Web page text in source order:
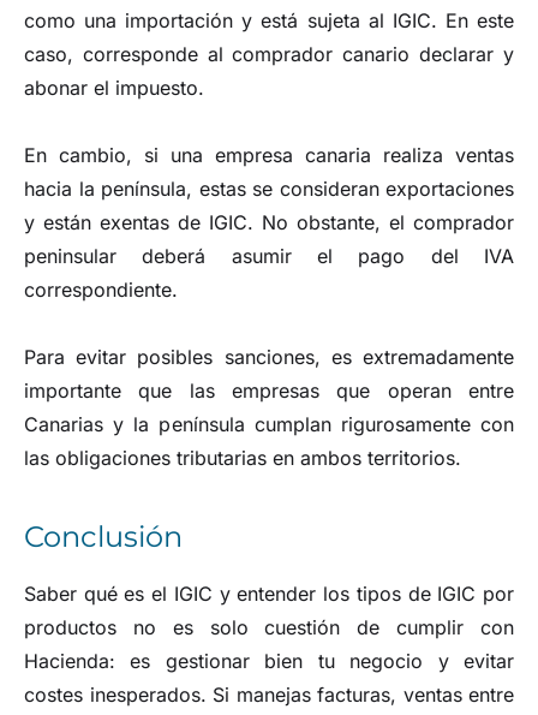
como una importación y está sujeta al IGIC. En este
caso, corresponde al comprador canario declarar y
abonar el impuesto.
En cambio, si una empresa canaria realiza ventas
hacia la península, estas se consideran exportaciones
y están exentas de IGIC. No obstante, el comprador
peninsular deberá asumir el pago del IVA
correspondiente.
Para evitar posibles sanciones, es extremadamente
importante que las empresas que operan entre
Canarias y la península cumplan rigurosamente con
las obligaciones tributarias en ambos territorios.
Conclusión
Saber qué es el IGIC y entender los tipos de IGIC por
productos no es solo cuestión de cumplir con
Hacienda: es gestionar bien tu negocio y evitar
costes inesperados. Si manejas facturas, ventas entre